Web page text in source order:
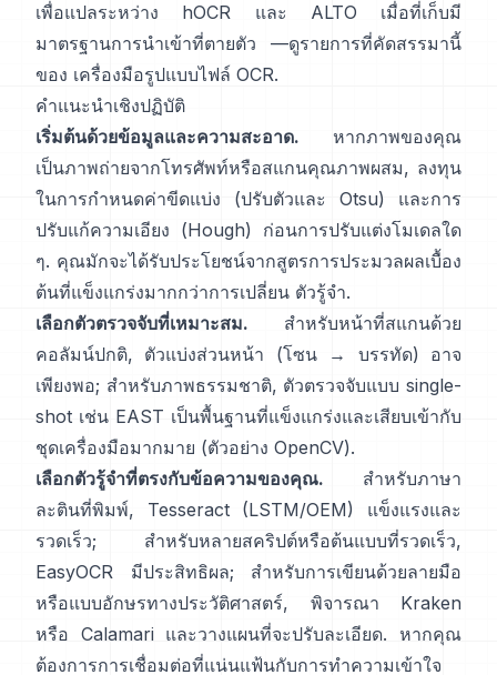
เพื่อแปลระหว่าง hOCR และ ALTO เมื่อที่เก็บมี
มาตรฐานการนำเข้าที่ตายตัว —ดูรายการที่คัดสรรมานี้
ของ เครื่องมือรูปแบบไฟล์ OCR.
คำแนะนำเชิงปฏิบัติ
เริ่มต้นด้วยข้อมูลและความสะอาด. หากภาพของคุณ
เป็นภาพถ่ายจากโทรศัพท์หรือสแกนคุณภาพผสม, ลงทุน
ในการกำหนดค่าขีดแบ่ง (ปรับตัวและ Otsu) และการ
ปรับแก้ความเอียง (Hough) ก่อนการปรับแต่งโมเดลใด
ๆ. คุณมักจะได้รับประโยชน์จากสูตรการประมวลผลเบื้อง
ต้นที่แข็งแกร่งมากกว่าการเปลี่ยน ตัวรู้จำ.
เลือกตัวตรวจจับที่เหมาะสม. สำหรับหน้าที่สแกนด้วย
คอลัมน์ปกติ, ตัวแบ่งส่วนหน้า (โซน → บรรทัด) อาจ
เพียงพอ; สำหรับภาพธรรมชาติ, ตัวตรวจจับแบบ single-
shot เช่น EAST เป็นพื้นฐานที่แข็งแกร่งและเสียบเข้ากับ
ชุดเครื่องมือมากมาย (ตัวอย่าง OpenCV).
เลือกตัวรู้จำที่ตรงกับข้อความของคุณ. สำหรับภาษา
ละตินที่พิมพ์,
Tesseract (LSTM/OEM)
แข็งแรงและ
รวดเร็ว; สำหรับหลายสคริปต์หรือต้นแบบที่รวดเร็ว,
EasyOCR
มีประสิทธิผล; สำหรับการเขียนด้วยลายมือ
หรือแบบอักษรทางประวัติศาสตร์, พิจารณา
Kraken
หรือ Calamari และวางแผนที่จะปรับละเอียด. หากคุณ
ต้องการการเชื่อมต่อที่แน่นแฟ้นกับการทำความเข้าใจ